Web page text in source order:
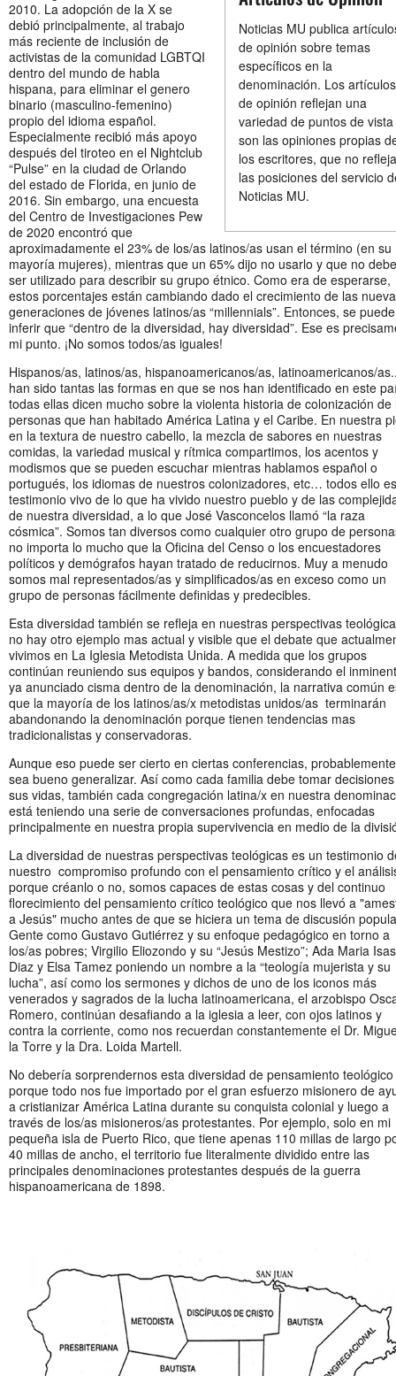
Noticias MU publica
de opinión sobre temas
específicos en la
denominación. Los artículos
de opinión reflejan una
variedad de puntos de vista
son las opiniones propias
los escritores, que no
las posiciones del servicio
Noticias MU.
2010. La adopción de la X se
debió principalmente, al trabajo
más reciente de inclusión de
activistas de la comunidad LGBTQI
dentro del mundo de habla
hispana, para eliminar el genero
binario (masculino-femenino)
propio del idioma español.
Especialmente recibió más apoyo
después del tiroteo en el Nightclub
“Pulse” en la ciudad de Orlando
del estado de Florida, en junio de
2016. Sin embargo, una encuesta
del Centro de Investigaciones Pew
de 2020 encontró que
aproximadamente el 23% de los/as latinos/as usan el término (en su
mayoría mujeres), mientras que un 65% dijo no usarlo y que no
ser utilizado para describir su grupo étnico. Como era de esperarse,
estos porcentajes están cambiando dado el crecimiento de las
generaciones de jóvenes latinos/as “millennials”. Entonces, se puede
inferir que “dentro de la diversidad, hay diversidad”. Ese es
mi punto. ¡No somos todos/as iguales!
Hispanos/as, latinos/as, hispanoamericanos/as, latinoamericanos/
han sido tantas las formas en que se nos han identificado en este
todas ellas dicen mucho sobre la violenta historia de colonización de
personas que han habitado América Latina y el Caribe. En nuestra
en la textura de nuestro cabello, la mezcla de sabores en nuestras
comidas, la variedad musical y rítmica compartimos, los acentos y
modismos que se pueden escuchar mientras hablamos español o
portugués, los idiomas de nuestros colonizadores, etc… todos ello
testimonio vivo de lo que ha vivido nuestro pueblo y de las
de nuestra diversidad, a lo que José Vasconcelos llamó “la raza
cósmica”. Somos tan diversos como cualquier otro grupo de
no importa lo mucho que la Oficina del Censo o los encuestadores
políticos y demógrafos hayan tratado de reducirnos. Muy a menudo
somos mal representados/as y simplificados/as en exceso como un
grupo de personas fácilmente definidas y predecibles.
Esta diversidad también se refleja en nuestras perspectivas
no hay otro ejemplo mas actual y visible que el debate que
vivimos en La Iglesia Metodista Unida. A medida que los grupos
continúan reuniendo sus equipos y bandos, considerando el
ya anunciado cisma dentro de la denominación, la narrativa común
que la mayoría de los latinos/as/x metodistas unidos/as terminarán
abandonando la denominación porque tienen tendencias mas
tradicionalistas y conservadoras.
Aunque eso puede ser cierto en ciertas conferencias,
sea bueno generalizar. Así como cada familia debe tomar
sus vidas, también cada congregación latina/x en nuestra
está teniendo una serie de conversaciones profundas, enfocadas
principalmente en nuestra propia supervivencia en medio de la
La diversidad de nuestras perspectivas teológicas es un testimonio
nuestro compromiso profundo con el pensamiento crítico y el
porque créanlo o no, somos capaces de estas cosas y del continuo
florecimiento del pensamiento crítico teológico que nos llevó a
a Jesús" mucho antes de que se hiciera un tema de discusión
Gente como Gustavo Gutiérrez y su enfoque pedagógico en torno a
los/as pobres; Virgilio Eliozondo y su “Jesús Mestizo”; Ada Maria
Diaz y Elsa Tamez poniendo un nombre a la “teología mujerista y su
lucha”, así como los sermones y dichos de uno de los iconos más
venerados y sagrados de la lucha latinoamericana, el arzobispo
Romero, continúan desafiando a la iglesia a leer, con ojos latinos y
contra la corriente, como nos recuerdan constantemente el Dr.
la Torre y la Dra. Loida Martell.
No debería sorprendernos esta diversidad de pensamiento teológico
porque todo nos fue importado por el gran esfuerzo misionero de
a cristianizar América Latina durante su conquista colonial y luego a
través de los/as misioneros/as protestantes. Por ejemplo, solo en mi
pequeña isla de Puerto Rico, que tiene apenas 110 millas de largo
40 millas de ancho, el territorio fue literalmente dividido entre las
principales denominaciones protestantes después de la guerra
hispanoamericana de 1898.